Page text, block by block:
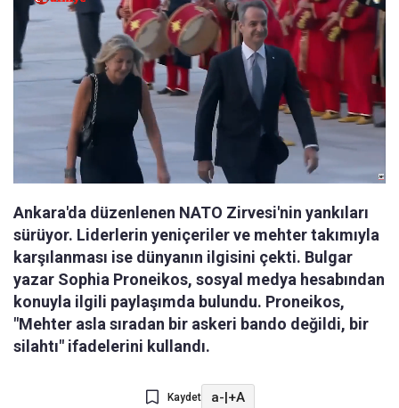
Ankara'da düzenlenen NATO Zirvesi'nin yankıları
sürüyor. Liderlerin yeniçeriler ve mehter takımıyla
karşılanması ise dünyanın ilgisini çekti. Bulgar
yazar Sophia Proneikos, sosyal medya hesabından
konuyla ilgili paylaşımda bulundu. Proneikos,
"Mehter asla sıradan bir askeri bando değildi, bir
silahtı" ifadelerini kullandı.
Kaydet a-|+A